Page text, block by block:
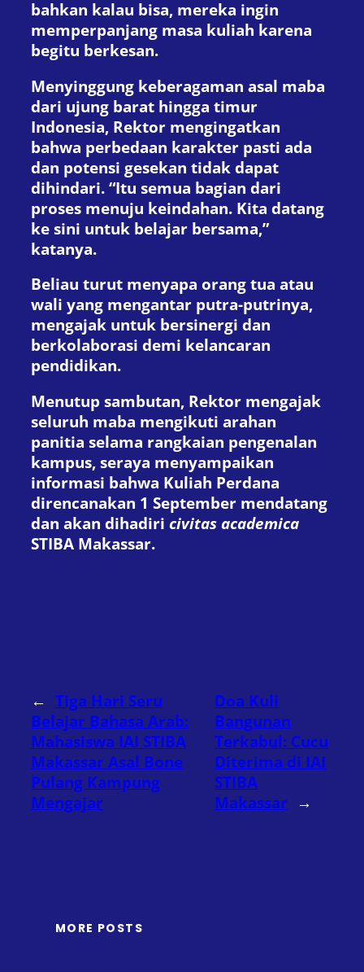
bahkan kalau bisa, mereka ingin
memperpanjang masa kuliah karena
begitu berkesan.
Menyinggung keberagaman asal maba
dari ujung barat hingga timur
Indonesia, Rektor mengingatkan
bahwa perbedaan karakter pasti ada
dan potensi gesekan tidak dapat
dihindari. “Itu semua bagian dari
proses menuju keindahan. Kita datang
ke sini untuk belajar bersama,”
katanya.
Beliau turut menyapa orang tua atau
wali yang mengantar putra-putrinya,
mengajak untuk bersinergi dan
berkolaborasi demi kelancaran
pendidikan.
Menutup sambutan, Rektor mengajak
seluruh maba mengikuti arahan
panitia selama rangkaian pengenalan
kampus, seraya menyampaikan
informasi bahwa Kuliah Perdana
direncanakan 1 September mendatang
dan akan dihadiri civitas academica
STIBA Makassar.
← Tiga Hari Seru
Belajar Bahasa Arab:
Mahasiswa IAI STIBA
Makassar Asal Bone
Pulang Kampung
Mengajar
Doa Kuli
Bangunan
Terkabul: Cucu
Diterima di IAI
STIBA
Makassar →
MORE POSTS